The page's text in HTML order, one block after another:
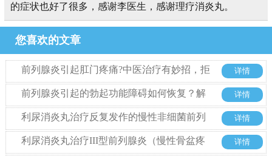
的症状也好了很多，感谢李医生，感谢理疗消炎丸。
您喜欢的文章
前列腺炎引起肛门疼痛?中医治疗有妙招，拒
绝西药也能好
详情
前列腺炎引起的勃起功能障碍如何恢复？解
析中药利尿消炎丸的治疗优势
详情
利尿消炎丸治疗反复发作的慢性非细菌前列
腺炎的优势
详情
利尿消炎丸治疗III型前列腺炎（慢性骨盆疼
详情